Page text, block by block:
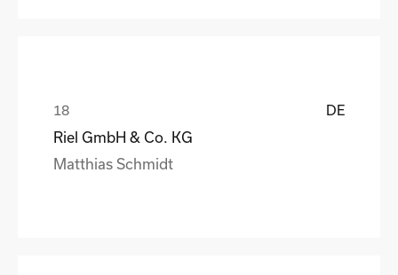
DE
Riel GmbH & Co. KG
Matthias Schmidt